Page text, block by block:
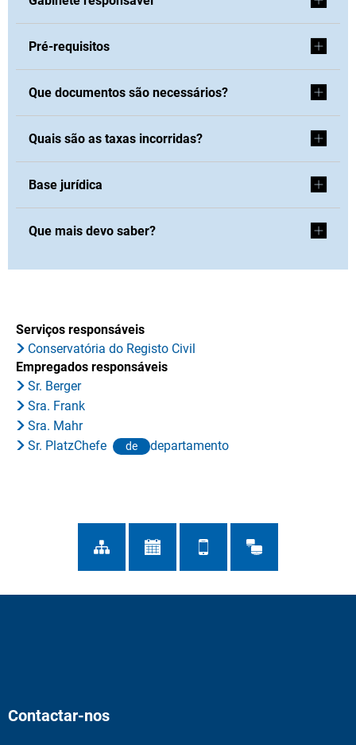
Pré-requisitos
Que documentos são necessários?
Quais são as taxas incorridas?
Base jurídica
Que mais devo saber?
Serviços responsáveis
Conservatória do Registo Civil
Empregados responsáveis
Sr. Berger
Sra. Frank
Sra. Mahr
Sr. PlatzChefe
de departamento
Contactar-nos